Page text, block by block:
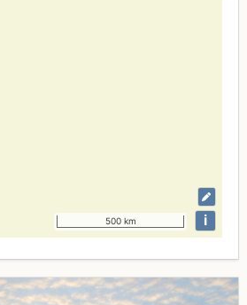
500 km i